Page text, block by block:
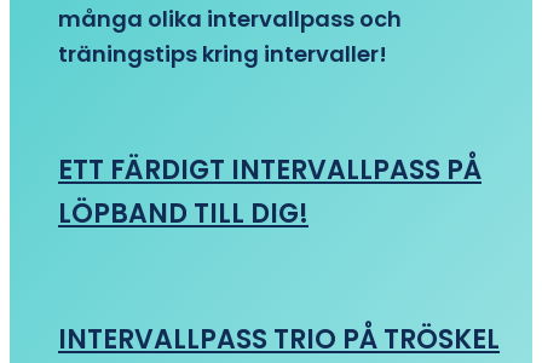
många olika intervallpass och
träningstips kring intervaller!
ETT FÄRDIGT INTERVALLPASS PÅ
LÖPBAND TILL DIG!
INTERVALLPASS TRIO PÅ TRÖSKEL